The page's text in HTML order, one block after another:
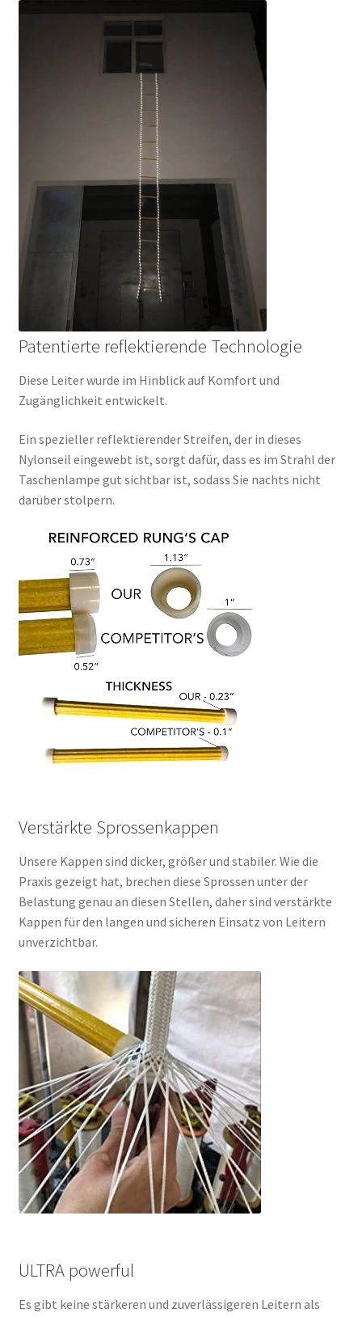
Patentierte reflektierende Technologie
Diese Leiter wurde im Hinblick auf Komfort und
Zugänglichkeit entwickelt.
Ein spezieller reflektierender Streifen, der in dieses
Nylonseil eingewebt ist, sorgt dafür, dass es im Strahl der
Taschenlampe gut sichtbar ist, sodass Sie nachts nicht
darüber stolpern.
Verstärkte Sprossenkappen
Unsere Kappen sind dicker, größer und stabiler. Wie die
Praxis gezeigt hat, brechen diese Sprossen unter der
Belastung genau an diesen Stellen, daher sind verstärkte
Kappen für den langen und sicheren Einsatz von Leitern
unverzichtbar.
ULTRA powerful
Es gibt keine stärkeren und zuverlässigeren Leitern als